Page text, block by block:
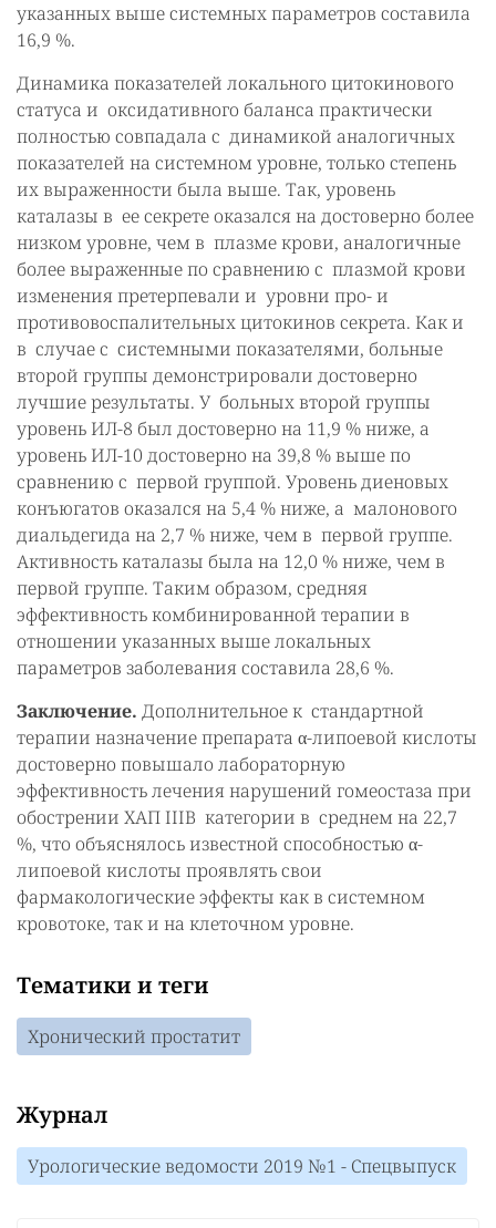
указанных выше системных параметров составила
16,9 %.
Динамика показателей локального цитокинового
статуса и оксидативного баланса практически
полностью совпадала с динамикой аналогичных
показателей на системном уровне, только степень
их выраженности была выше. Так, уровень
каталазы в ее секрете оказался на достоверно более
низком уровне, чем в плазме крови, аналогичные
более выраженные по сравнению с плазмой крови
изменения претерпевали и уровни про- и
противовоспалительных цитокинов секрета. Как и
в случае с системными показателями, больные
второй группы демонстрировали достоверно
лучшие результаты. У больных второй группы
уровень ИЛ-8 был достоверно на 11,9 % ниже, а
уровень ИЛ-10 достоверно на 39,8 % выше по
сравнению с первой группой. Уровень диеновых
конъюгатов оказался на 5,4 % ниже, а малонового
диальдегида на 2,7 % ниже, чем в первой группе.
Активность каталазы была на 12,0 % ниже, чем в
первой группе. Таким образом, средняя
эффективность комбинированной терапии в
отношении указанных выше локальных
параметров заболевания составила 28,6 %.
Заключение. Дополнительное к стандартной
терапии назначение препарата α-липоевой кислоты
достоверно повышало лабораторную
эффективность лечения нарушений гомеостаза при
обострении ХАП IIIB категории в среднем на 22,7
%, что объяснялось известной способностью α-
липоевой кислоты проявлять свои
фармакологические эффекты как в системном
кровотоке, так и на клеточном уровне.
Тематики и теги
Хронический простатит
Журнал
Урологические ведомости 2019 №1 - Спецвыпуск